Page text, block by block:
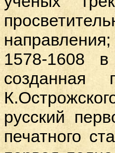
1578-1608 в
русский
печатного